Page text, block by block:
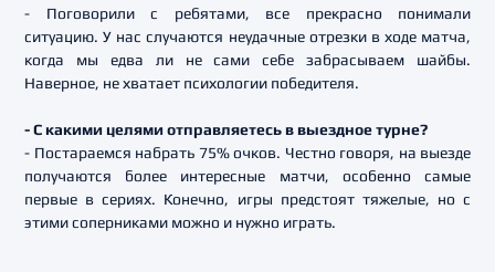
- Поговорили с ребятами, все прекрасно понимали
ситуацию. У нас случаются неудачные отрезки в ходе матча,
когда мы едва ли не сами себе забрасываем шайбы.
Наверное, не хватает психологии победителя.
- С какими целями отправляетесь в выездное турне?
- Постараемся набрать 75% очков. Честно говоря, на выезде
получаются более интересные матчи, особенно самые
первые в сериях. Конечно, игры предстоят тяжелые, но с
этими соперниками можно и нужно играть.